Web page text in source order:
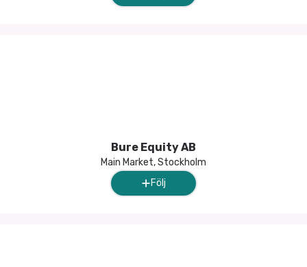
Bure Equity AB
Main Market, Stockholm
Följ